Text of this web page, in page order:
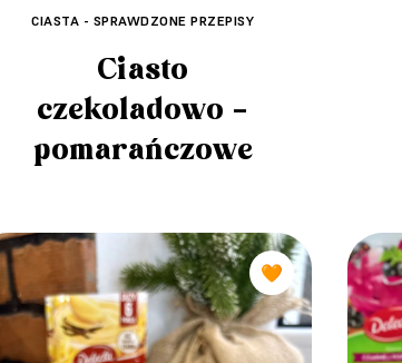
CIASTA - SPRAWDZONE PRZEPISY
Ciasto
czekoladowo –
pomarańczowe
🧡